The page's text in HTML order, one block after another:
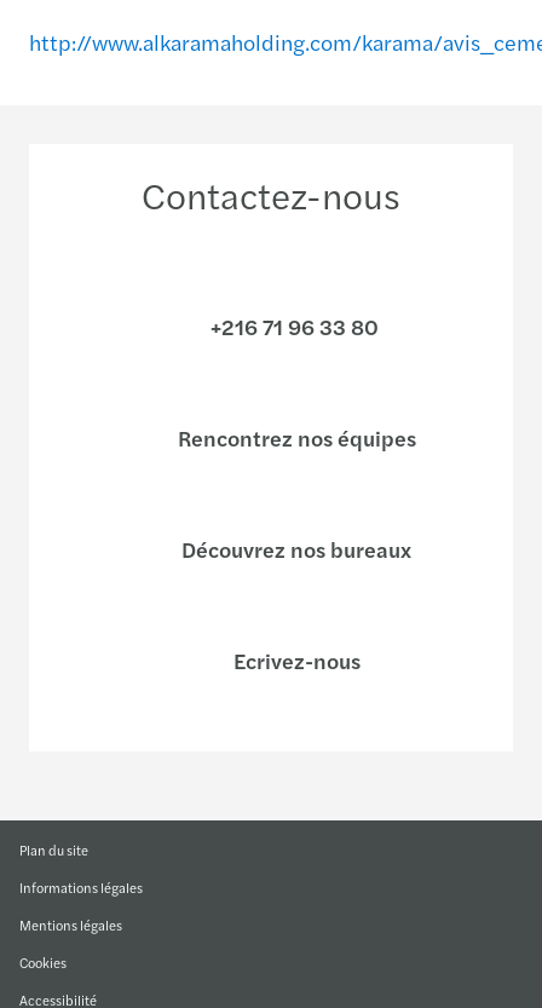
http://www.alkaramaholding.com/karama/
Contactez-nous
+216 71 96 33 80
Rencontrez nos équipes
Découvrez nos bureaux
Ecrivez-nous
Plan du site
Informations légales
Mentions légales
Cookies
Accessibilité